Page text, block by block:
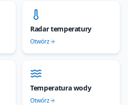
Radar temperatury
Otwórz
Temperatura wody
Otwórz